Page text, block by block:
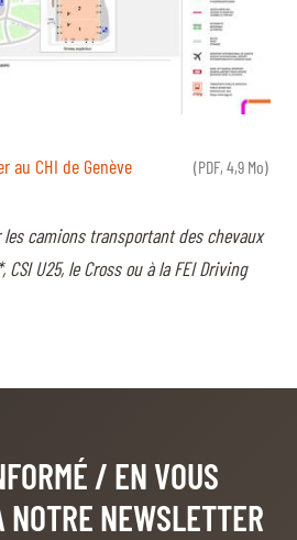
au CHI de Genève (PDF, 4,9 Mo)
camions transportant des chevaux
U25, le Cross ou à la FEI Driving
/ EN VOUS
NEWSLETTER